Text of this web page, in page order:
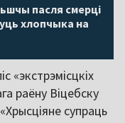
пасля смерці
хлопчыка на
«экстрэмісцкіх
раёну Віцебску
супраць